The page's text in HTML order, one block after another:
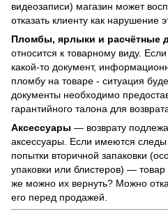
видеозаписи) магазин может
отказать клиенту как нарушение
Пломбы, ярлыки и расчётные
относится к товарному виду.
какой-то документ,
пломбу на товаре - ситуация
документы необходимо
гарантийного талона для
Аксессуары — возврату
аксессуары. Если имеются следы
попытки вторичной запаковки
упаковки или блистеров) —
же можно их вернуть? Можно
его перед продажей.